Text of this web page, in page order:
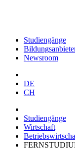
Studiengänge
Newsroom
DE
CH
Studiengänge
Wirtschaft